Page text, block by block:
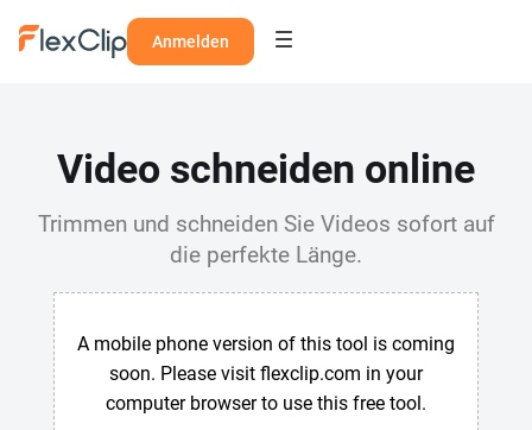
Anmelden
Video schneiden online
Trimmen und schneiden Sie Videos sofort auf
die perfekte Länge.
A mobile phone version of this tool is coming
soon. Please visit flexclip.com in your
computer browser to use this free tool.